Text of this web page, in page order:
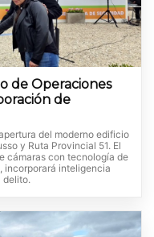
de Operaciones
de
del moderno edificio
y Ruta Provincial 51. El
cámaras con tecnología de
incorporará inteligencia
delito.